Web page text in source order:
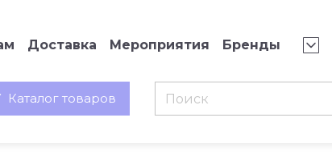
Доставка Мероприятия Бренды
Каталог товаров